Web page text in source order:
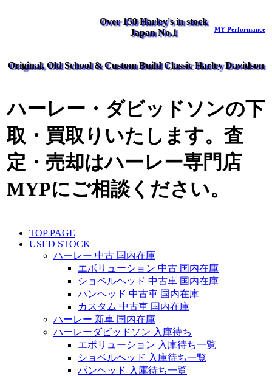
Over 150 Harley's in stock
Japan No.1
MY Performance
Original, Old School & Custom Build Classic Harley Davidson
ハーレー・ダビッドソンの下
取・買取りいたします。査
定・売却はハーレー専門店
MYPにご相談ください。
TOP PAGE
USED STOCK
ハーレー 中古 国内在庫
エボリューション 中古 国内在庫
ショベルヘッド 中古車 国内在庫
パンヘッド 中古車 国内在庫
カスタム 中古車 国内在庫
ハーレー 新車 国内在庫
ハーレーダビッドソン 入庫待ち
エボリューション 入庫待ち一覧
ショベルヘッド 入庫待ち一覧
パンヘッド 入庫待ち一覧